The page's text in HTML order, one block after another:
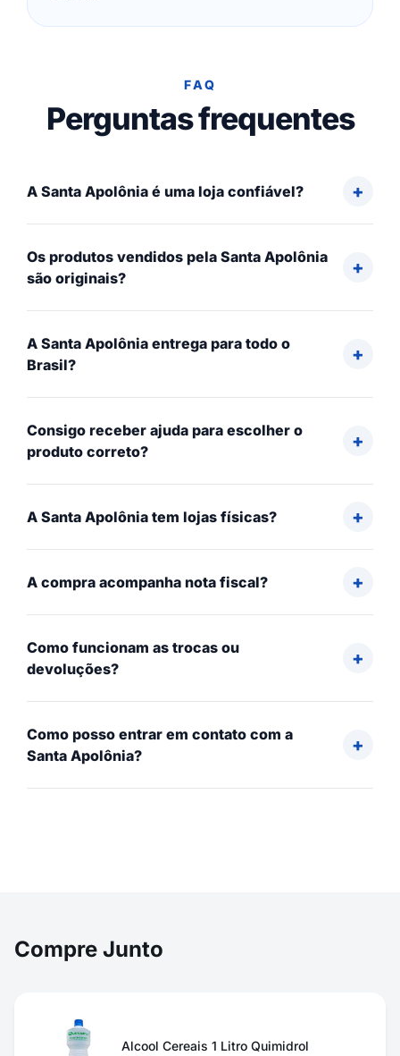
FAQ
Perguntas frequentes
A Santa Apolônia é uma loja confiável?
Os produtos vendidos pela Santa Apolônia
são originais?
A Santa Apolônia entrega para todo o
Brasil?
Consigo receber ajuda para escolher o
produto correto?
A Santa Apolônia tem lojas físicas?
A compra acompanha nota fiscal?
Como funcionam as trocas ou
devoluções?
Como posso entrar em contato com a
Santa Apolônia?
Compre Junto
Alcool Cereais 1 Litro Quimidrol